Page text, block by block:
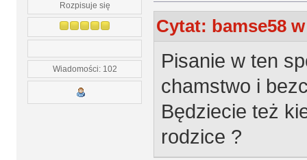
Rozpisuje się
Wiadomości: 102
Cytat: bamse58
Pisanie w ten
chamstwo i
Będziecie też
rodzice ?